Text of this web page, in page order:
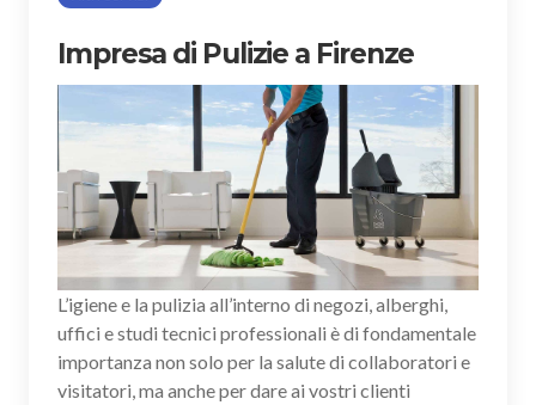
Impresa di Pulizie a Firenze
L’igiene e la pulizia all’interno di negozi, alberghi,
uffici e studi tecnici professionali è di fondamentale
importanza non solo per la salute di collaboratori e
visitatori, ma anche per dare ai vostri clienti